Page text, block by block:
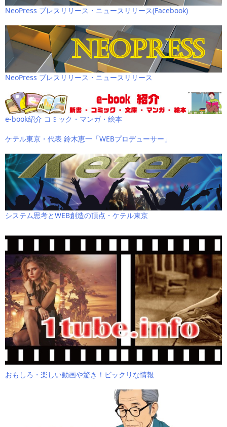
NeoPress プレスリリース・ニュースリリース(Facebook)
NeoPress プレスリリース・ニュースリリース
e-book紹介 コミック・マンガ・絵本
ケテル東京・代表 鈴木恵一「WEBプロデューサー」
システム思考とWEB創造の頂点・ケテル東京
おもしろ・楽しい動画や驚き！ビックリな情報